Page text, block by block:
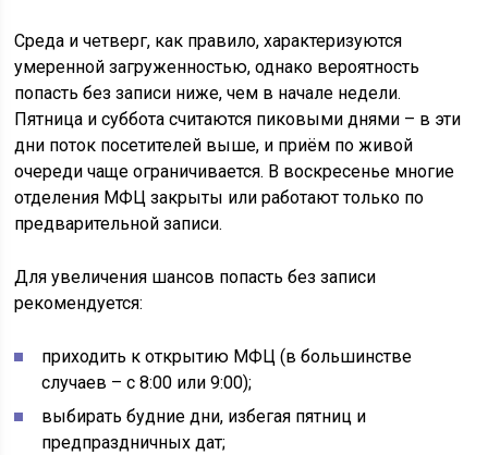
Среда и четверг, как правило, характеризуются
умеренной загруженностью, однако вероятность
попасть без записи ниже, чем в начале недели.
Пятница и суббота считаются пиковыми днями – в эти
дни поток посетителей выше, и приём по живой
очереди чаще ограничивается. В воскресенье многие
отделения МФЦ закрыты или работают только по
предварительной записи.
Для увеличения шансов попасть без записи
рекомендуется:
приходить к открытию МФЦ (в большинстве
случаев – с 8:00 или 9:00);
выбирать будние дни, избегая пятниц и
предпраздничных дат;